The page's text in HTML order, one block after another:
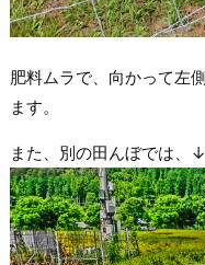
肥料ムラで、向かって左
ます。
また、別の田んぼでは